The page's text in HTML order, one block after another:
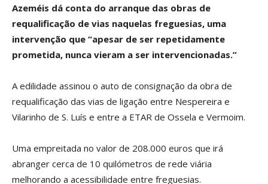
Azeméis dá conta do arranque das obras de
requalificação de vias naquelas freguesias, uma
intervenção que “apesar de ser repetidamente
prometida, nunca vieram a ser intervencionadas.”
A edilidade assinou o auto de consignação da obra de
requalificação das vias de ligação entre Nespereira e
Vilarinho de S. Luís e entre a ETAR de Ossela e Vermoim.
Uma empreitada no valor de 208.000 euros que irá
abranger cerca de 10 quilómetros de rede viária
melhorando a acessibilidade entre freguesias.